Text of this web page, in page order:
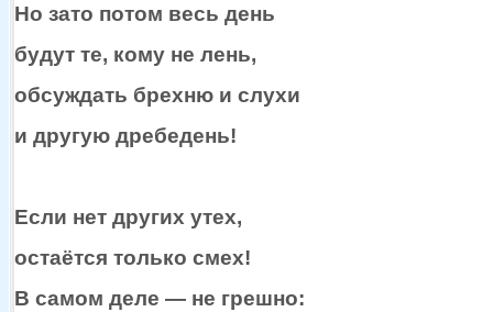
Но зато потом весь день
будут те, кому не лень,
обсуждать брехню и слухи
и другую дребедень!
Если нет других утех,
остаётся только смех!
В самом деле — не грешно: